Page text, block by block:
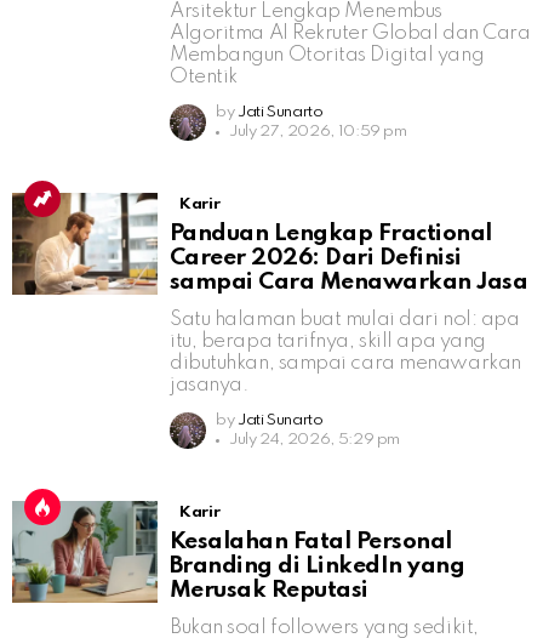
Arsitektur Lengkap Menembus
Algoritma AI Rekruter Global dan Cara
Membangun Otoritas Digital yang
Otentik
by Jati Sunarto
July 27, 2026, 10:59 pm
Karir
Panduan Lengkap Fractional
Career 2026: Dari Definisi
sampai Cara Menawarkan Jasa
Satu halaman buat mulai dari nol: apa
itu, berapa tarifnya, skill apa yang
dibutuhkan, sampai cara menawarkan
jasanya.
by Jati Sunarto
July 24, 2026, 5:29 pm
Karir
Kesalahan Fatal Personal
Branding di LinkedIn yang
Merusak Reputasi
Bukan soal followers yang sedikit,